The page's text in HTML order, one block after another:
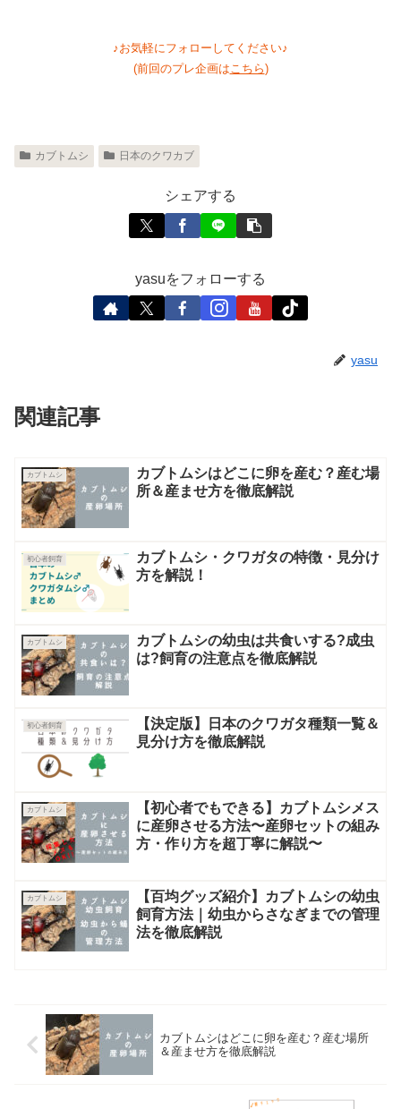
♪お気軽にフォローしてください♪
(前回のプレ企画は こちら)
カブトムシ 日本のクワカブ
シェアする
yasuをフォローする
yasu
関連記事
カブトムシ
カブトムシはどこに卵を産む？産む場
所＆産ませ方を徹底解説
初心者飼育
カブトムシ・クワガタの特徴・見分け
方を解説！
カブトムシ
カブトムシの幼虫は共食いする?成虫
は?飼育の注意点を徹底解説
初心者飼育
【決定版】日本のクワガタ種類一覧＆
見分け方を徹底解説
カブトムシ
【初心者でもできる】カブトムシメス
に産卵させる方法〜産卵セットの組み
方・作り方を超丁寧に解説〜
カブトムシ
【百均グッズ紹介】カブトムシの幼虫
飼育方法｜幼虫からさなぎまでの管理
法を徹底解説
カブトムシはどこに卵を産む？産む場所
＆産ませ方を徹底解説